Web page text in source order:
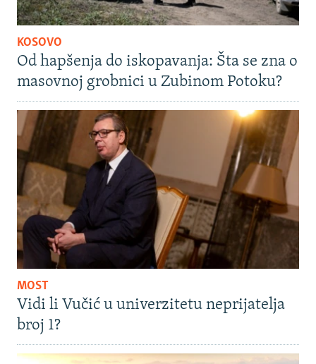
KOSOVO
Od hapšenja do iskopavanja: Šta se zna o
masovnoj grobnici u Zubinom Potoku?
MOST
Vidi li Vučić u univerzitetu neprijatelja
broj 1?